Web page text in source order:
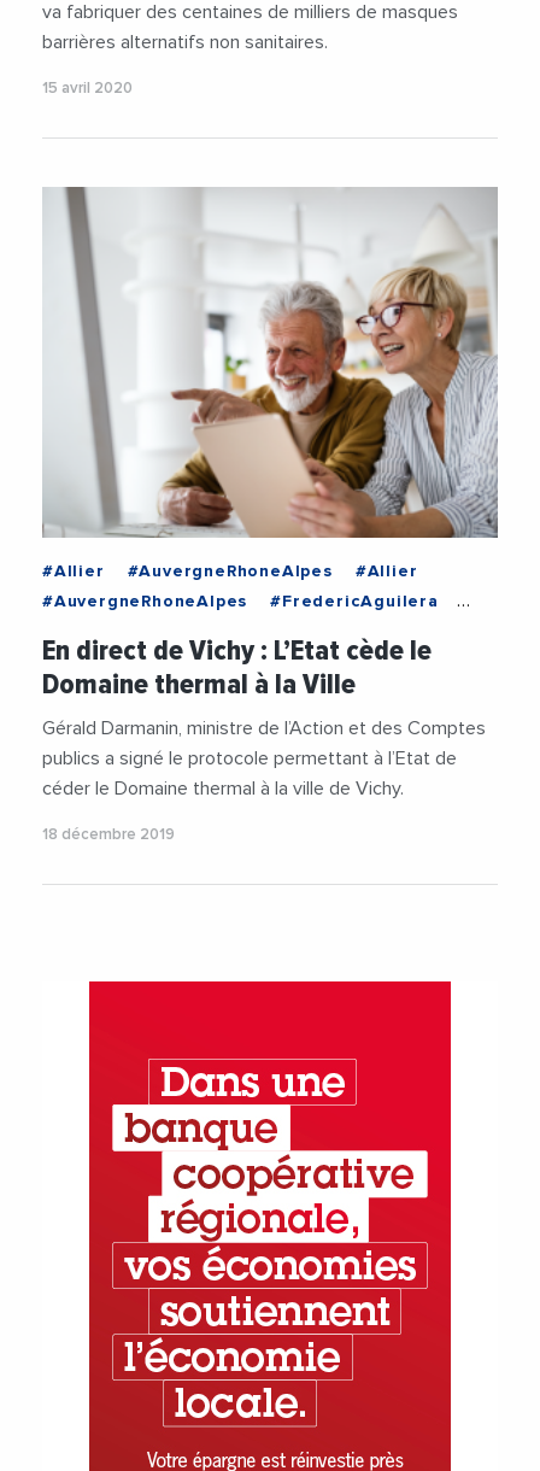
va fabriquer des centaines de milliers de masques
barrières alternatifs non sanitaires.
15 avril 2020
#Allier #AuvergneRhoneAlpes
#Allier
#AuvergneRhoneAlpes
#FredericAguilera
#VieDesEntreprises
En direct de Vichy : L’Etat cède le
Domaine thermal à la Ville
Gérald Darmanin, ministre de l’Action et des Comptes
publics a signé le protocole permettant à l’Etat de
céder le Domaine thermal à la ville de Vichy.
18 décembre 2019